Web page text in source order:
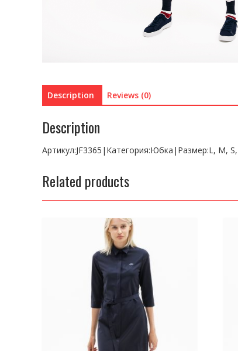
Description Reviews (0)
Description
Артикул:JF3365|Категория:Юбка|Размер:L, M,
Related products